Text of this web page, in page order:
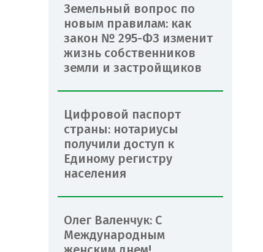
Земельный вопрос по
новым правилам: как
закон № 295-ФЗ изменит
жизнь собственников
земли и застройщиков
Цифровой паспорт
страны: нотариусы
получили доступ к
Единому регистру
населения
Олег Валенчук: С
Международным